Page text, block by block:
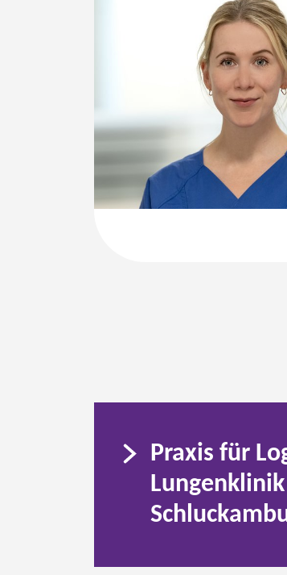
Praxis für